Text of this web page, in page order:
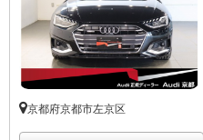
京都府京都市左京区